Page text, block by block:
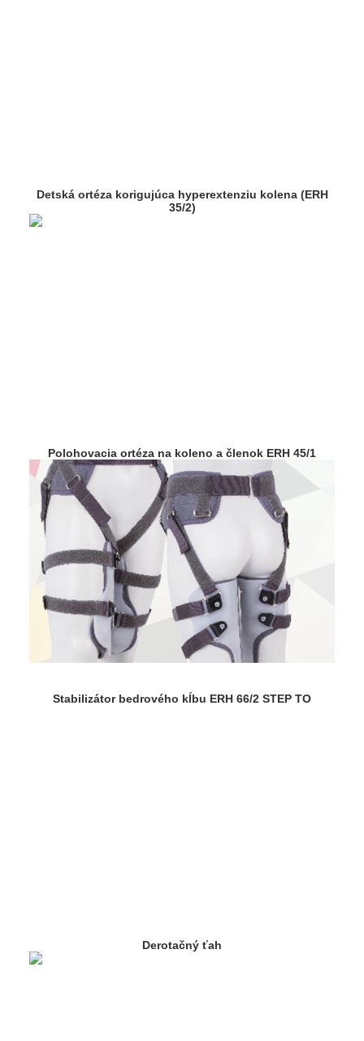
Detská ortéza korigujúca hyperextenziu kolena (ERH
35/2)
Polohovacia ortéza na koleno a členok ERH 45/1
Stabilizátor bedrového kĺbu ERH 66/2 STEP TO
Derotačný ťah